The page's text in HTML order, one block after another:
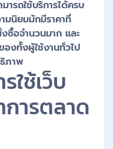
รถใช้บริการได้ครบ
มนิยมมักมีราคาที่
ซื้อจำนวนมาก และ
งทั้งผู้ใช้งานทั่วไป
ภาพ
ใช้เว็บ
การตลาด